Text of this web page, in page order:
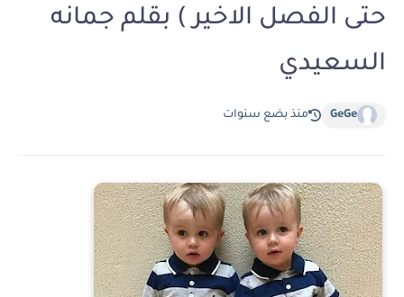
حتى الفصل الاخير ) بقلم جمانه
السعيدي
GeGe منذ بضع سنوات